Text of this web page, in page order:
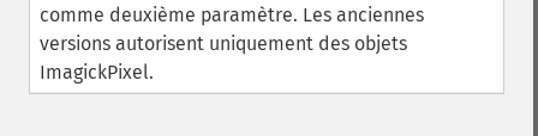
comme deuxième paramètre. Les anciennes
versions autorisent uniquement des objets
ImagickPixel.
getImageWidth
getInterlaceScheme
getIteratorIndex